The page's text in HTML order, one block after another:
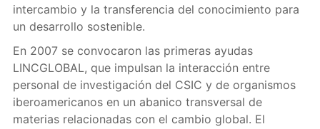
intercambio y la transferencia del conocimiento para
un desarrollo sostenible.
En 2007 se convocaron las primeras ayudas
LINCGLOBAL, que impulsan la interacción entre
personal de investigación del CSIC y de organismos
iberoamericanos en un abanico transversal de
materias relacionadas con el cambio global. El